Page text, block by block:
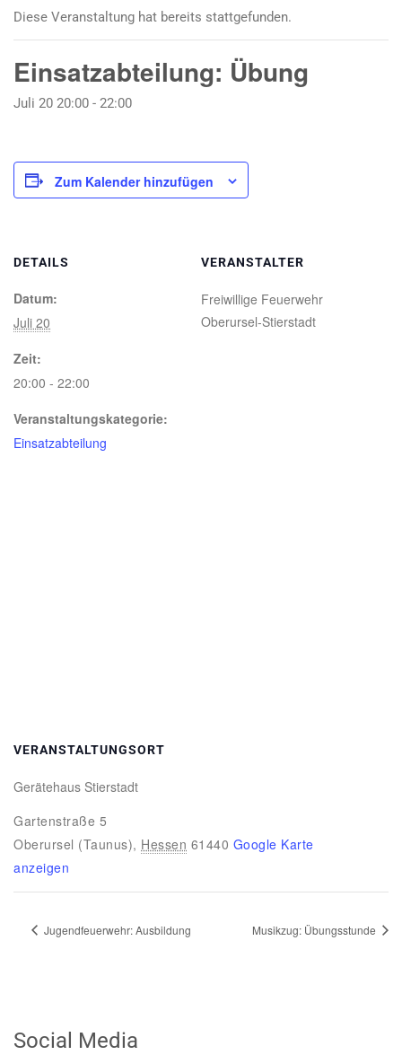
Diese Veranstaltung hat bereits stattgefunden.
Einsatzabteilung: Übung
Juli 20 20:00 - 22:00
Zum Kalender hinzufügen
DETAILS
Datum:
Juli 20
Zeit:
20:00 - 22:00
Veranstaltungskategorie:
Einsatzabteilung
VERANSTALTER
Freiwillige Feuerwehr
Oberursel-Stierstadt
VERANSTALTUNGSORT
Gerätehaus Stierstadt
Gartenstraße 5
Oberursel (Taunus), Hessen 61440 Google Karte
anzeigen
Jugendfeuerwehr: Ausbildung Musikzug: Übungsstunde
Social Media